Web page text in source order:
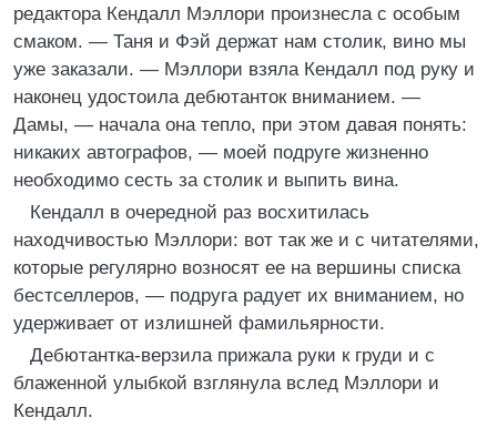
редактора Кендалл Мэллори произнесла с особым
смаком. — Таня и Фэй держат нам столик, вино мы
уже заказали. — Мэллори взяла Кендалл под руку и
наконец удостоила дебютанток вниманием. —
Дамы, — начала она тепло, при этом давая понять:
никаких автографов, — моей подруге жизненно
необходимо сесть за столик и выпить вина.
Кендалл в очередной раз восхитилась
находчивостью Мэллори: вот так же и с читателями,
которые регулярно возносят ее на вершины списка
бестселлеров, — подруга радует их вниманием, но
удерживает от излишней фамильярности.
Дебютантка-верзила прижала руки к груди и с
блаженной улыбкой взглянула вслед Мэллори и
Кендалл.